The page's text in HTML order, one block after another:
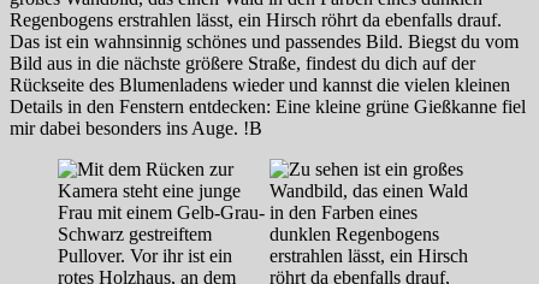
Regenbogens erstrahlen lässt, ein Hirsch röhrt da ebenfalls drauf.
Das ist ein wahnsinnig schönes und passendes Bild. Biegst du vom
Bild aus in die nächste größere Straße, findest du dich auf der
Rückseite des Blumenladens wieder und kannst die vielen kleinen
Details in den Fenstern entdecken: Eine kleine grüne Gießkanne fiel
mir dabei besonders ins Auge. !B